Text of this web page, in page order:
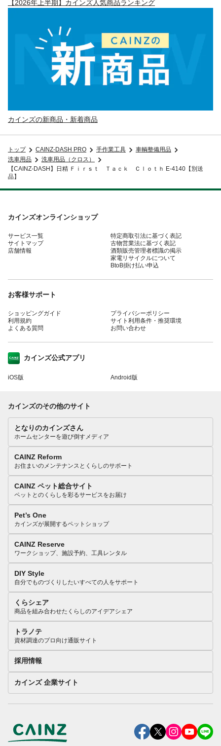
【2026年上半期】カインズ人気商品ランキング
カインズの新商品・新着商品
トップ CAINZ-DASH PRO 手作業工具
車輌整備用品
洗車用品
洗車用品（クロス）
【CAINZ-DASH】日精 Ｆｉｒｓｔ Ｔａｃｋ Ｃｌｏｔｈ E-4140【別送
品】
カインズオンラインショップ
サービス一覧
サイトマップ
店舗情報
特定商取引法に基づく表記
古物営業法に基づく表記
酒類販売管理者標識の掲示
家電リサイクルについて
BtoB掛け払い申込
お客様サポート
ショッピングガイド
利用規約
よくある質問
プライバシーポリシー
サイト利用条件・推奨環境
お問い合わせ
カインズ公式アプリ
iOS版 Android版
カインズのその他のサイト
となりのカインズさん
ホームセンターを遊び倒すメディア
CAINZ Reform
お住まいのメンテナンスとくらしのサポート
CAINZ ペット総合サイト
ペットとのくらしを彩るサービスをお届け
Pet’s One
カインズが展開するペットショップ
CAINZ Reserve
ワークショップ、施設予約、工具レンタル
DIY Style
自分でものづくりしたいすべての人をサポート
くらシェア
商品を組み合わせたくらしのアイデアシェア
トラノテ
資材調達のプロ向け通販サイト
採用情報
カインズ 企業サイト